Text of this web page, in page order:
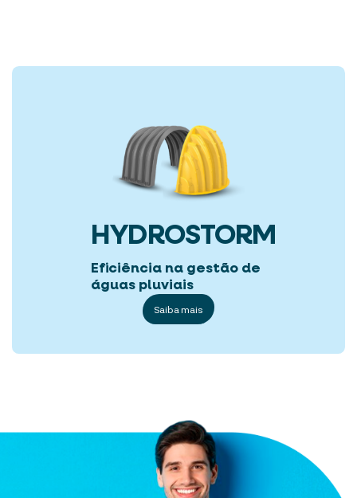
HYDROSTORM
Eficiência na gestão de
águas pluviais
Saiba mais